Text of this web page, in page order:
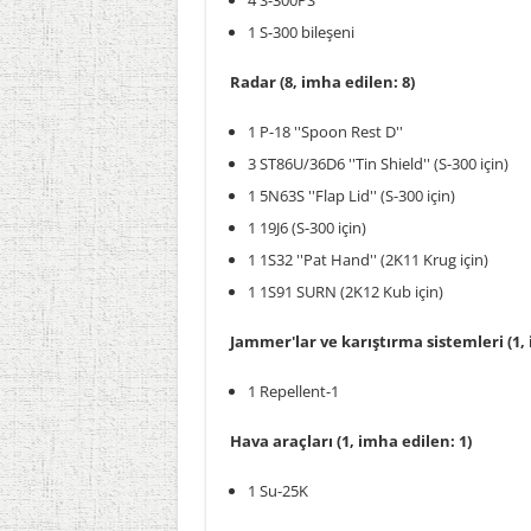
1 S-300 bileşeni
Radar (8, imha edilen: 8)
1 P-18 ''Spoon Rest D''
3 ST86U/36D6 ''Tin Shield'' (S-300 için)
1 5N63S ''Flap Lid'' (S-300 için)
1 19J6 (S-300 için)
1 1S32 ''Pat Hand'' (2K11 Krug için)
1 1S91 SURN (2K12 Kub için)
Jammer'lar ve karıştırma sistemleri
1 Repellent-1
Hava araçları (1, imha edilen: 1)
1 Su-25K